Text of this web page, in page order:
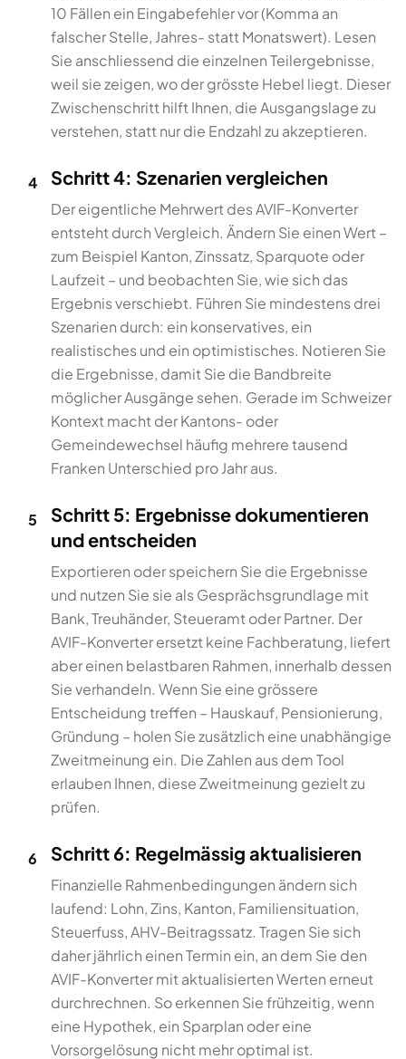
10 Fällen ein Eingabefehler vor (Komma an
falscher Stelle, Jahres- statt Monatswert). Lesen
Sie anschliessend die einzelnen Teilergebnisse,
weil sie zeigen, wo der grösste Hebel liegt. Dieser
Zwischenschritt hilft Ihnen, die Ausgangslage zu
verstehen, statt nur die Endzahl zu akzeptieren.
4 Schritt 4: Szenarien vergleichen
Der eigentliche Mehrwert des AVIF-Konverter
entsteht durch Vergleich. Ändern Sie einen Wert –
zum Beispiel Kanton, Zinssatz, Sparquote oder
Laufzeit – und beobachten Sie, wie sich das
Ergebnis verschiebt. Führen Sie mindestens drei
Szenarien durch: ein konservatives, ein
realistisches und ein optimistisches. Notieren Sie
die Ergebnisse, damit Sie die Bandbreite
möglicher Ausgänge sehen. Gerade im Schweizer
Kontext macht der Kantons- oder
Gemeindewechsel häufig mehrere tausend
Franken Unterschied pro Jahr aus.
5
Schritt 5: Ergebnisse dokumentieren
und entscheiden
Exportieren oder speichern Sie die Ergebnisse
und nutzen Sie sie als Gesprächsgrundlage mit
Bank, Treuhänder, Steueramt oder Partner. Der
AVIF-Konverter ersetzt keine Fachberatung, liefert
aber einen belastbaren Rahmen, innerhalb dessen
Sie verhandeln. Wenn Sie eine grössere
Entscheidung treffen – Hauskauf, Pensionierung,
Gründung – holen Sie zusätzlich eine unabhängige
Zweitmeinung ein. Die Zahlen aus dem Tool
erlauben Ihnen, diese Zweitmeinung gezielt zu
prüfen.
6 Schritt 6: Regelmässig aktualisieren
Finanzielle Rahmenbedingungen ändern sich
laufend: Lohn, Zins, Kanton, Familiensituation,
Steuerfuss, AHV-Beitragssatz. Tragen Sie sich
daher jährlich einen Termin ein, an dem Sie den
AVIF-Konverter mit aktualisierten Werten erneut
durchrechnen. So erkennen Sie frühzeitig, wenn
eine Hypothek, ein Sparplan oder eine
Vorsorgelösung nicht mehr optimal ist.